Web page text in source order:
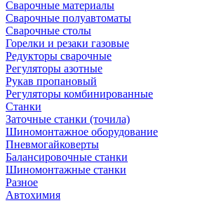
Сварочные материалы
Сварочные полуавтоматы
Сварочные столы
Горелки и резаки газовые
Редукторы сварочные
Регуляторы азотные
Рукав пропановый
Регуляторы комбинированные
Станки
Заточные станки (точила)
Шиномонтажное оборудование
Пневмогайковерты
Балансировочные станки
Шиномонтажные станки
Разное
Автохимия